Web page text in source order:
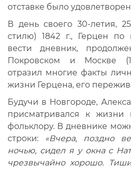
отставке было
В день своего 30-летия,
стилю) 1842 г., Герцен по
вести дневник,
Покровском и Москве
отразил многие факты
жизни Герцена, его
Будучи в Новгороде,
присматривался к жизни
фольклору. В дневнике
строки:
«Вчера, поздно
ночью, сидел я у окна с
чрезвычайно хорошо.